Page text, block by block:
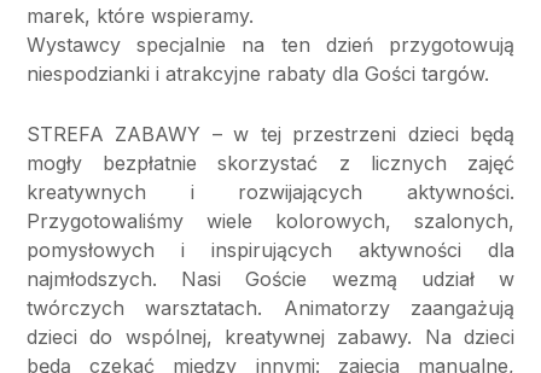
marek, które wspieramy.
Wystawcy specjalnie na ten dzień przygotowują
niespodzianki i atrakcyjne rabaty dla Gości targów.
STREFA ZABAWY – w tej przestrzeni dzieci będą
mogły bezpłatnie skorzystać z licznych zajęć
kreatywnych i rozwijających aktywności.
Przygotowaliśmy wiele kolorowych, szalonych,
pomysłowych i inspirujących aktywności dla
najmłodszych. Nasi Goście wezmą udział w
twórczych warsztatach. Animatorzy zaangażują
dzieci do wspólnej, kreatywnej zabawy. Na dzieci
będą czekać między innymi: zajęcia manualne,